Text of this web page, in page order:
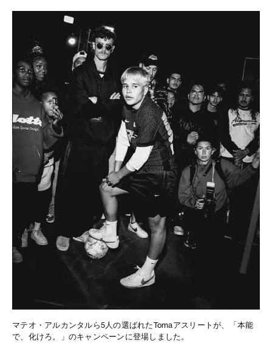
マテオ・アルカンタルら5人の選ばれたTomaアスリートが、「本能
で、化けろ。」のキャンペーンに登場しました。